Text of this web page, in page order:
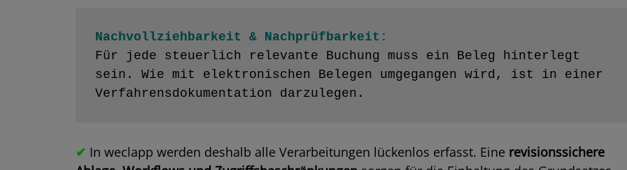
Nachvollziehbarkeit & Nachprüfbarkeit:
Für jede steuerlich relevante Buchung muss ein Beleg hinterlegt
sein. Wie mit elektronischen Belegen umgegangen wird, ist in einer
Verfahrensdokumentation darzulegen.
✔ In weclapp werden deshalb alle Verarbeitungen lückenlos erfasst. Eine revisionssichere